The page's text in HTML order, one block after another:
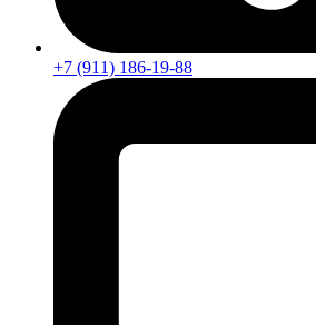
+7 (911) 186-19-88